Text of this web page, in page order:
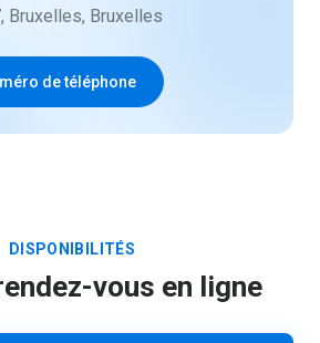
Bruxelles, Bruxelles
de téléphone
DISPONIBILITÉS
vous en ligne